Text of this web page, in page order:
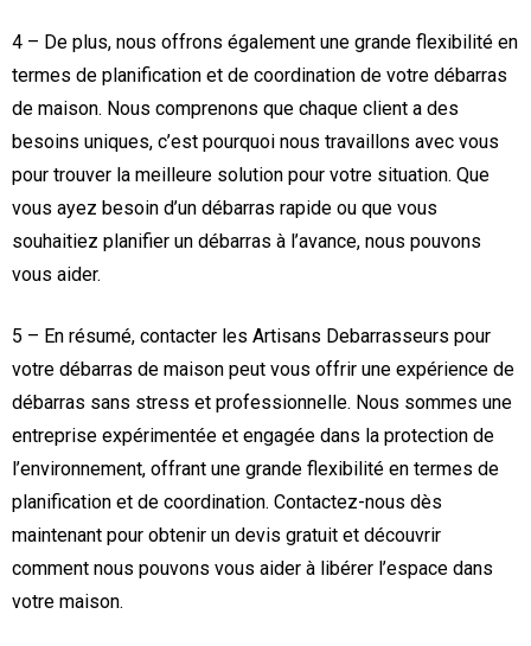
4 – De plus, nous offrons également une grande flexibilité en
termes de planification et de coordination de votre débarras
de maison. Nous comprenons que chaque client a des
besoins uniques, c’est pourquoi nous travaillons avec vous
pour trouver la meilleure solution pour votre situation. Que
vous ayez besoin d’un débarras rapide ou que vous
souhaitiez planifier un débarras à l’avance, nous pouvons
vous aider.
5 – En résumé, contacter les Artisans Debarrasseurs pour
votre débarras de maison peut vous offrir une expérience de
débarras sans stress et professionnelle. Nous sommes une
entreprise expérimentée et engagée dans la protection de
l’environnement, offrant une grande flexibilité en termes de
planification et de coordination. Contactez-nous dès
maintenant pour obtenir un devis gratuit et découvrir
comment nous pouvons vous aider à libérer l’espace dans
votre maison.